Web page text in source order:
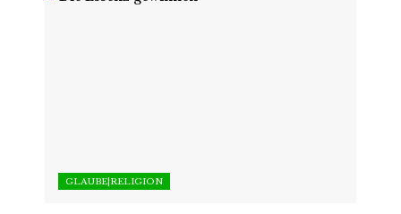
GLAUBE|RELIGION